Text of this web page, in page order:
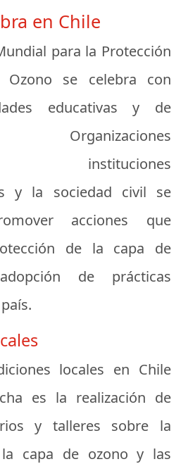
en Chile
para la Protección
se celebra con
educativas y de
Organizaciones
instituciones
y la sociedad civil se
acciones que
de la capa de
de prácticas
locales en Chile
es la realización de
y talleres sobre la
capa de ozono y las